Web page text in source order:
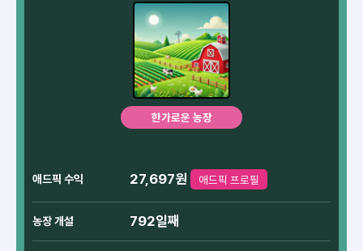
한가로운 농장
애드픽 수익 27,697원 애드픽 프로필
농장 개설 792일째